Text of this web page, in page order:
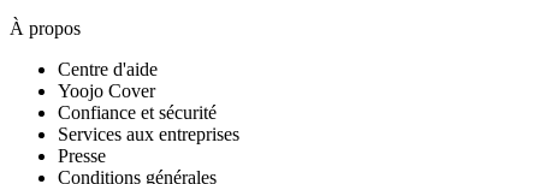
À propos
Centre d'aide
Yoojo Cover
Confiance et sécurité
Services aux entreprises
Presse
Conditions générales